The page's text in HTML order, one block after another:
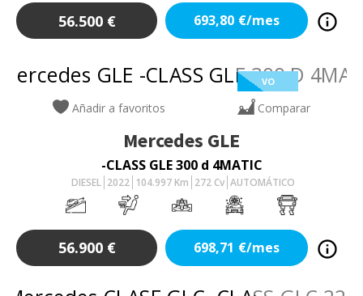
56.500 € 693,80 €/mes
VO
Añadir a favoritos Comparar
Mercedes GLE
-CLASS GLE 300 d 4MATIC
DIESEL 2022 104.997Km 272Cv AUTOMÁTICO
56.900 € 698,71 €/mes